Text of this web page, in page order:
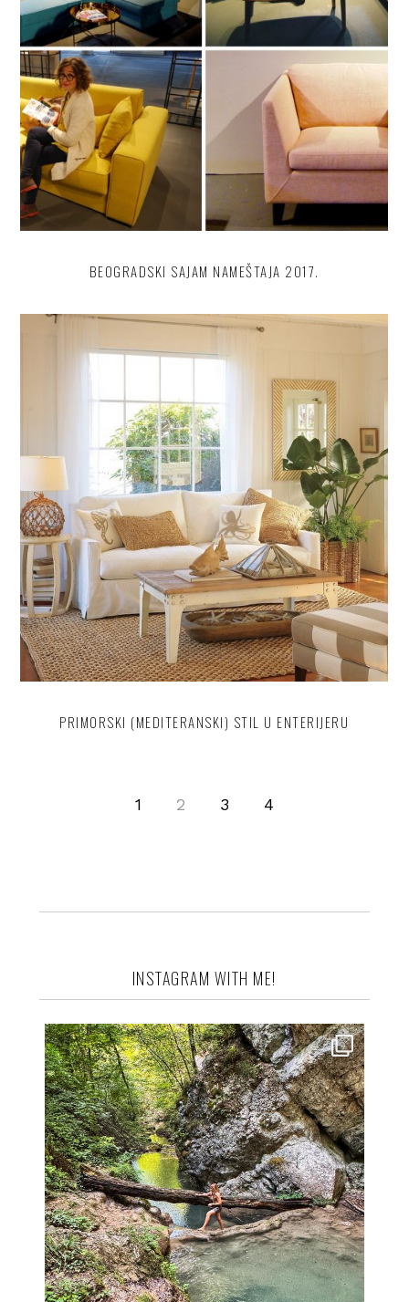
BEOGRADSKI SAJAM NAMEŠTAJA 2017.
PRIMORSKI (MEDITERANSKI) STIL U ENTERIJERU
1 2 3 4
INSTAGRAM WITH ME!